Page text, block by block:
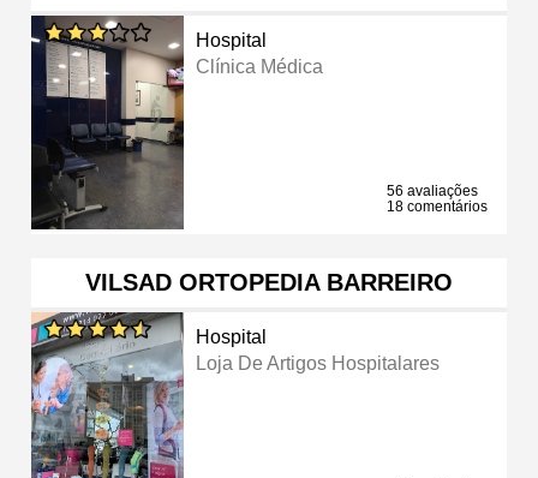
Hospital
Clínica Médica
56 avaliações
18 comentários
VILSAD ORTOPEDIA BARREIRO
Hospital
Loja De Artigos Hospitalares